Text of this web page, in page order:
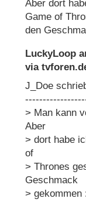
Aber dort
Game of
den
LuckyLoop
via
J_Doe
> Man kann
Aber
> dort habe
of
> Thrones
Geschmack
> gekommen